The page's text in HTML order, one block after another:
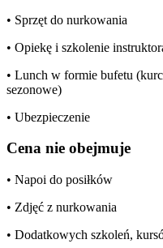
• Sprzęt do nurkowania
• Opiekę i szkolenie
• Lunch w formie bufetu
sezonowe)
• Ubezpieczenie
Cena nie obejmuje
• Napoi do posiłków
• Zdjęć z nurkowania
• Dodatkowych szkoleń,